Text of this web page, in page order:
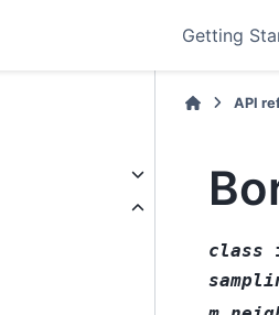
Getting
API
class